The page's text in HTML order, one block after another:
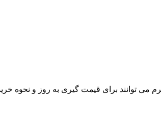
16*2 زمینی در بازار کابل می باشد. مشتریان محترم می توانند برای قیمت گیری